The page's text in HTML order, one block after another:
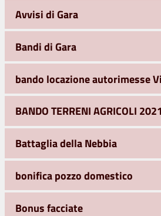
Avvisi di Gara
Bandi di Gara
bando locazione autorimesse
BANDO TERRENI AGRICOLI 2021
Battaglia della Nebbia
bonifica pozzo domestico
Bonus facciate